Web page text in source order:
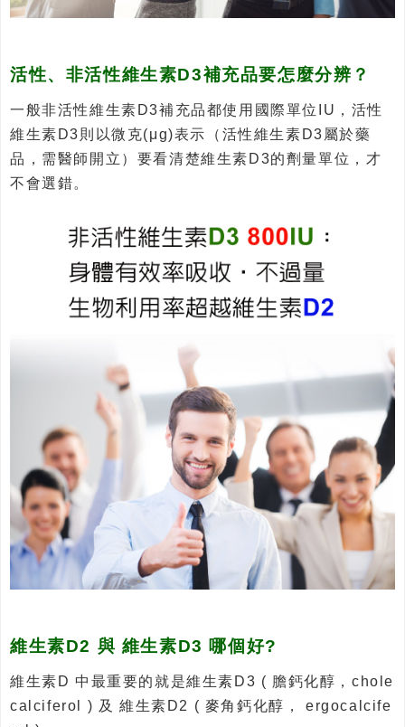
活性、非活性維生素D3補充品要怎麼分辨？
一般非活性維生素D3補充品都使用國際單位IU，活性
維生素D3則以微克(μg)表示（活性維生素D3屬於藥
品，需醫師開立）要看清楚維生素D3的劑量單位，才
不會選錯。
維生素D2 與 維生素D3 哪個好?
維生素D 中最重要的就是維生素D3 ( 膽鈣化醇，chole
calciferol ) 及 維生素D2 ( 麥角鈣化醇， ergocalcife